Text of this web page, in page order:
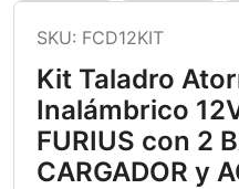
SKU: FCD12KIT
Kit Taladro
Inalámbrico
FURIUS con 2
CARGADOR y